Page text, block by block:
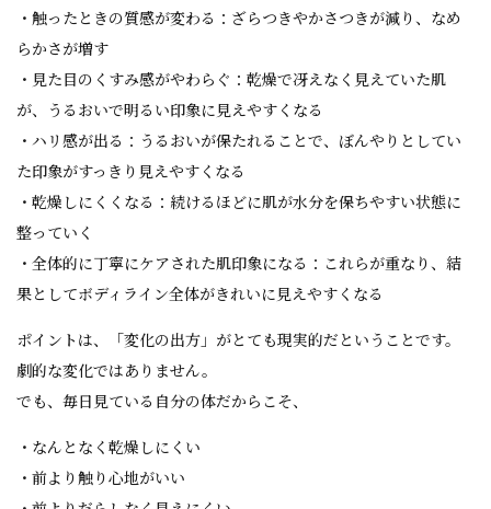
・触ったときの質感が変わる：ざらつきやかさつきが減り、なめ
らかさが増す
・見た目のくすみ感がやわらぐ：乾燥で冴えなく見えていた肌
が、うるおいで明るい印象に見えやすくなる
・ハリ感が出る：うるおいが保たれることで、ぼんやりとしてい
た印象がすっきり見えやすくなる
・乾燥しにくくなる：続けるほどに肌が水分を保ちやすい状態に
整っていく
・全体的に丁寧にケアされた肌印象になる：これらが重なり、結
果としてボディライン全体がきれいに見えやすくなる
ポイントは、「変化の出方」がとても現実的だということです。
劇的な変化ではありません。
でも、毎日見ている自分の体だからこそ、
・なんとなく乾燥しにくい
・前より触り心地がいい